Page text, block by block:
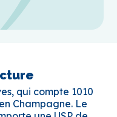
qui compte 1010
Champagne. Le